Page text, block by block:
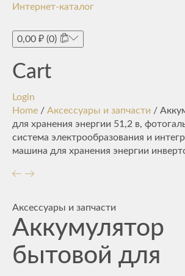
Интернет-каталог
0,00 ₽ (0)
Cart
Login
Home / Аксессуары и запчасти /
для хранения энергии 51,2 в,
система электрообразования и
машина для хранения энергии
Аксессуары и запчасти
Аккумулятор
бытовой для